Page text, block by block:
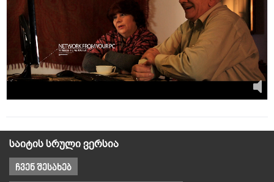
საიტის სრული ვერსია
ჩვენ შესახებ